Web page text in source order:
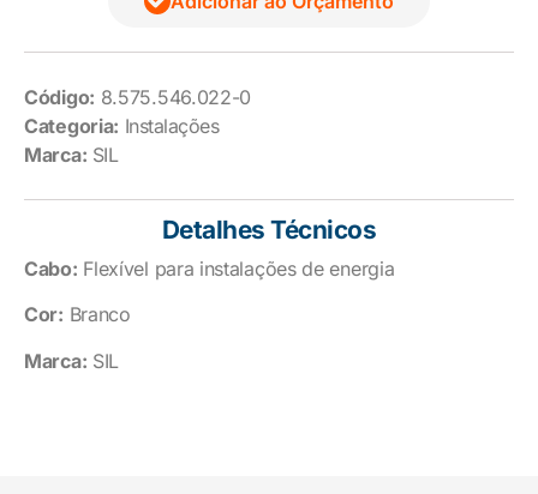
Código: 8.575.546.022-0
Categoria: Instalações
Marca: SIL
Detalhes Técnicos
Cabo: Flexível para instalações de energia
Cor: Branco
Marca: SIL